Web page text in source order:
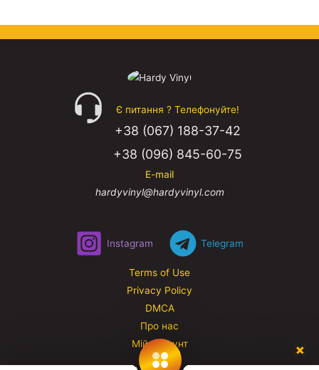
Є питання ? Телефонуйте!
+38 (067) 188-37-42
+38 (096) 845-60-75
E-mail
hardyvinyl@hardyvinyl.com
Instagram Telegram
Terms of Use
Privacy Policy
DMCA
Про нас
Мій аккаунт